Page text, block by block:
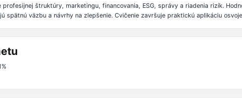
štruktúry, marketingu, financovania, ESG, správy a riadenia rizík.
spätnú väzbu a návrhy na zlepšenie. Cvičenie završuje praktickú aplikáciu